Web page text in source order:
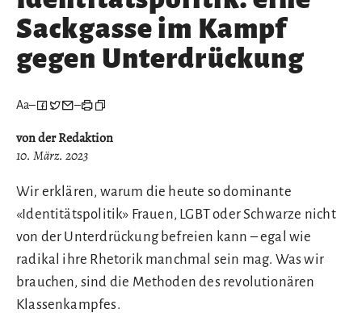
Sackgasse im Kampf
gegen Unterdrückung
Aa– –
von der Redaktion
10. März. 2023
Wir erklären, warum die heute so dominante
«Identitätspolitik» Frauen, LGBT oder Schwarze nicht
von der Unterdrückung befreien kann – egal wie
radikal ihre Rhetorik manchmal sein mag. Was wir
brauchen, sind die Methoden des revolutionären
Klassenkampfes.